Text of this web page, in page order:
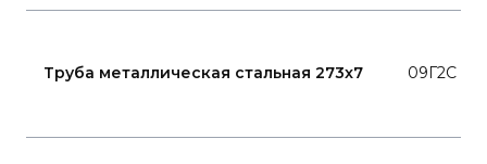
Труба металлическая стальная 273x7 09Г2С